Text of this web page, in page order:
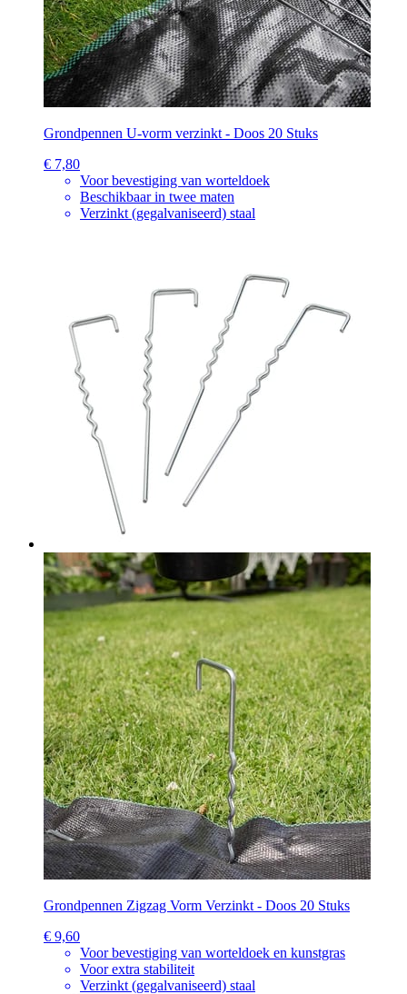
Grondpennen U-vorm verzinkt - Doos 20 Stuks
€ 7,80
Voor bevestiging van worteldoek
Beschikbaar in twee maten
Verzinkt (gegalvaniseerd) staal
Grondpennen Zigzag Vorm Verzinkt - Doos 20 Stuks
€ 9,60
Voor bevestiging van worteldoek en kunstgras
Voor extra stabiliteit
Verzinkt (gegalvaniseerd) staal